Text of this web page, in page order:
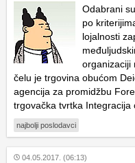
Odabrani
po
lojalnosti
organizaciji
čelu je trgovina obućom
agencija za promidžbu
trgovačka tvrtka Integracija
najbolji poslodavci
04.05.2017. (06:13)